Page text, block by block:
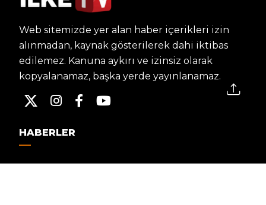
Web sitemizde yer alan haber içerikleri izin
alınmadan, kaynak gösterilerek dahi iktibas
edilemez. Kanuna aykırı ve izinsiz olarak
kopyalanamaz, başka yerde yayınlanamaz.
HABERLER